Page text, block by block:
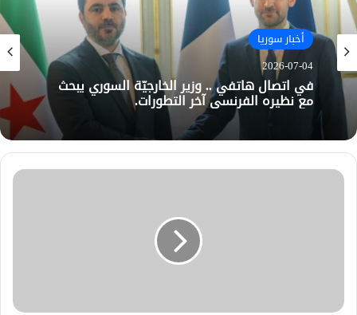
أخبار سوريا
2026-07-04
في اتصال هاتفي .. وزير الخارجيّة السوري يبحث
مع نظيره الفرنسي آخر التطورات.